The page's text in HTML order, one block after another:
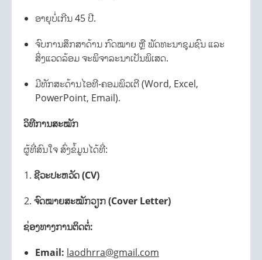
ອາຍຸບໍ່ເກີນ 45 ປີ.
ຈົບການສຶກສາດ້ານ ກົດໝາຍ ຫຼື ພັດທະນາຊຸມຊົນ ແລະ
ສິ່ງແວດລ້ອມ ຈະພິຈາລະນາເປັນພິເສດ.
ມີທັກສະດ້ານໄອທີ-ຄອມພິວເຕີ (Word, Excel,
PowerPoint, Email).
ວິທີການສະໝັກ
ຜູ້ທີ່ສົນໃຈ ສົ່ງຂໍ້ມູນໄດ້ທີ່:
ຊີວະປະຫວັດ (CV)
ຈົດໝາຍສະໝັກວຽກ (Cover Letter)
ຊ່ອງທາງການຕິດຕໍ່:
Email: laodhrra@gmail.com